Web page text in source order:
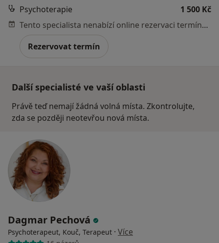
Psychoterapie
1 500 Kč
Tento specialista nenabízí online rezervaci termínu na této adrese.
Rezervovat termín
Další specialisté ve vaší oblasti
Právě teď nemají žádná volná místa. Zkontrolujte,
zda se později neotevřou nová místa.
Dagmar Pechová
Psychoterapeut, Kouč, Terapeut · Více